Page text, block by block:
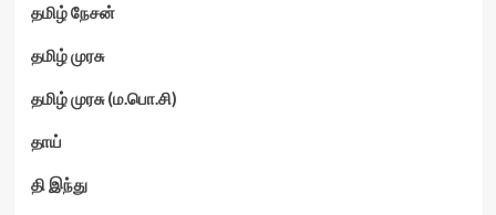
தமிழ் நேசன்
தமிழ் முரசு
தமிழ் முரசு (ம.பொ.சி)
தாய்
தி இந்து